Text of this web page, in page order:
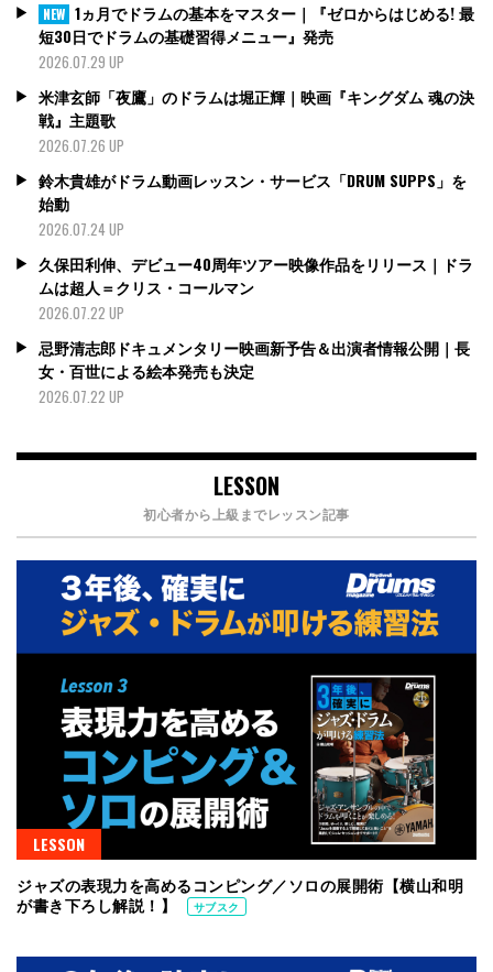
NEW 1ヵ月でドラムの基本をマスター｜『ゼロからはじめる! 最
短30日でドラムの基礎習得メニュー』発売
2026.07.29 UP
米津玄師「夜鷹」のドラムは堀正輝｜映画『キングダム 魂の決
戦』主題歌
2026.07.26 UP
鈴木貴雄がドラム動画レッスン・サービス「DRUM SUPPS」を
始動
2026.07.24 UP
久保田利伸、デビュー40周年ツアー映像作品をリリース｜ドラ
ムは超人＝クリス・コールマン
2026.07.22 UP
忌野清志郎ドキュメンタリー映画新予告＆出演者情報公開｜長
女・百世による絵本発売も決定
2026.07.22 UP
LESSON
初心者から上級までレッスン記事
LESSON
ジャズの表現力を高めるコンピング／ソロの展開術【横山和明
が書き下ろし解説！】
サブスク